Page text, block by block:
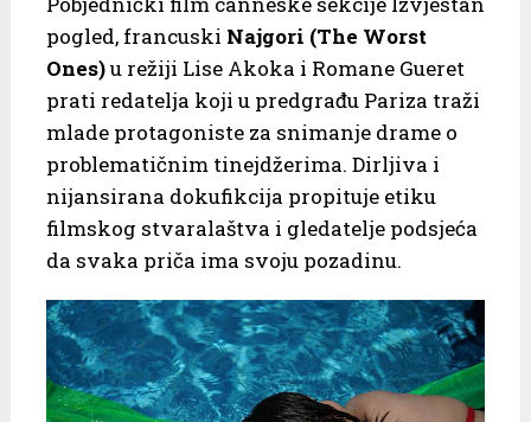
pogled, francuski Najgori (The Worst
Ones)u režiji Lise Akoka i Romane Gueret
prati redatelja koji u predgrađu Pariza traži
mlade protagoniste za snimanje drame o
problematičnim tinejdžerima. Dirljiva i
nijansirana dokufikcija propituje etiku
filmskog stvaralaštva i gledatelje podsjeća
da svaka priča ima svoju pozadinu.